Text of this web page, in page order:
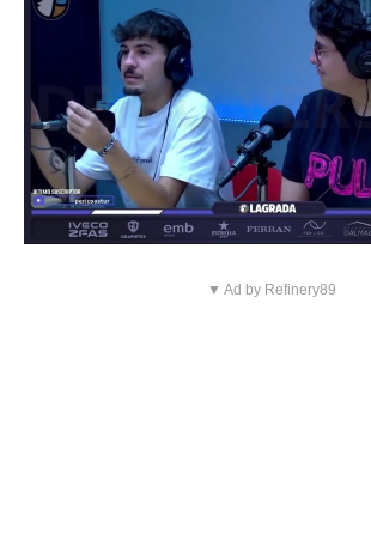
▼ Ad by Refinery89